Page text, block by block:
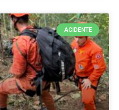
ACIDENTE